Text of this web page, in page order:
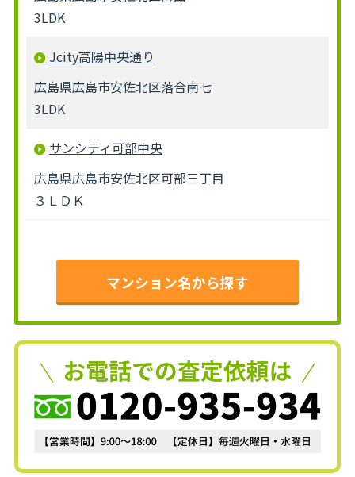
3LDK
Jcity高陽中央通り
広島県広島市安佐北区落合南七
3LDK
サンシティ可部中央
広島県広島市安佐北区可部三丁目
３ＬＤＫ
マンション名から探す